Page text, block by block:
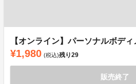
【オンライン】パーソナルボデ
¥1,980 (税込)残り29
販売終了